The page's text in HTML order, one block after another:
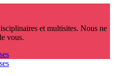
et multisites. Nous ne
vous.